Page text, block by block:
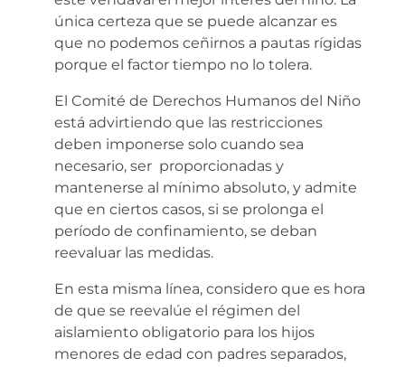
única certeza que se puede alcanzar es
que no podemos ceñirnos a pautas rígidas
porque el factor tiempo no lo tolera.
El Comité de Derechos Humanos del Niño
está advirtiendo que las restricciones
deben imponerse solo cuando sea
necesario, ser proporcionadas y
mantenerse al mínimo absoluto, y admite
que en ciertos casos, si se prolonga el
período de confinamiento, se deban
reevaluar las medidas.
En esta misma línea, considero que es hora
de que se reevalúe el régimen del
aislamiento obligatorio para los hijos
menores de edad con padres separados,